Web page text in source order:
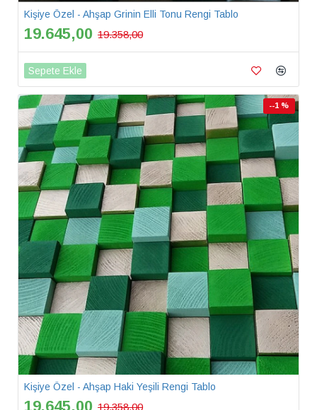
Kişiye Özel - Ahşap Grinin Elli Tonu Rengi Tablo
19.645,00 19.358,00
Sepete Ekle
--1 %
Kişiye Özel - Ahşap Haki Yeşili Rengi Tablo
19.645,00 19.358,00